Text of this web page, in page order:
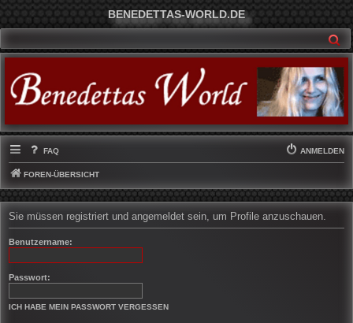
BENEDETTAS-WORLD.DE
FAQ ANMELDEN
FOREN-ÜBERSICHT
Sie müssen registriert und angemeldet sein, um Profile anzuschauen.
Benutzername:
Passwort:
ICH HABE MEIN PASSWORT VERGESSEN